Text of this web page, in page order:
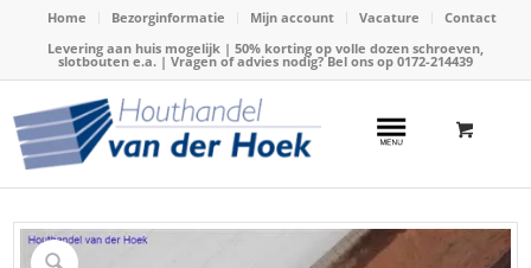
Home Bezorginformatie Mijn account Vacature
Contact
Levering aan huis mogelijk | 50% korting op volle dozen schroeven,
slotbouten e.a. | Vragen of advies nodig? Bel ons op 0172-214439
Home / Webshop / Hardhout / Hardhouten planken
Plank hardhout 30x150mm x 500cm (Angelim vermelho)